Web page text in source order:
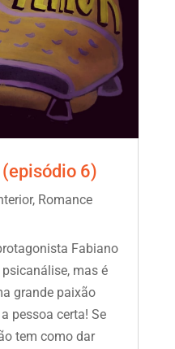
6)
, Romance
Fabiano
mas é
grande paixão
pessoa certa! Se
tem como dar